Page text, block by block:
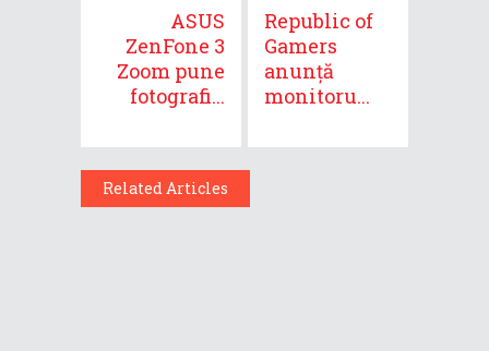
ASUS
ZenFone 3
Zoom pune
fotografi...
Republic of
Gamers
anunță
monitoru...
Related Articles